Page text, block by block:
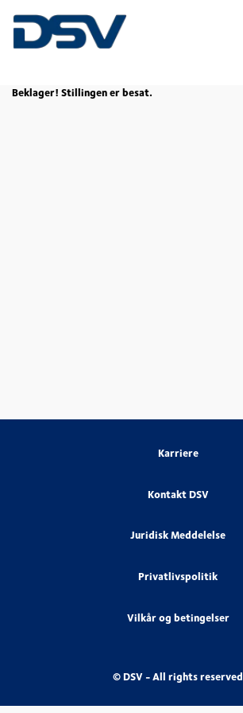
Beklager! Stillingen er besat.
Karriere
Kontakt DSV
Juridisk Meddelelse
Privatlivspolitik
Vilkår og betingelser
© DSV - All rights reserved